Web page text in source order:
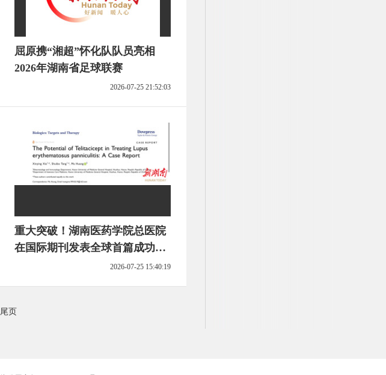
屈原携“湘超”怀化队队员亮相
2026年湖南省足球联赛
2026-07-25 21:52:03
重大突破！湖南医药学院总医院
在国际期刊发表全球首篇成功治
疗狼疮性脂膜炎病例报告2026-07-25 15:40:19
尾页